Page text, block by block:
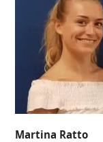
Martina Ratto